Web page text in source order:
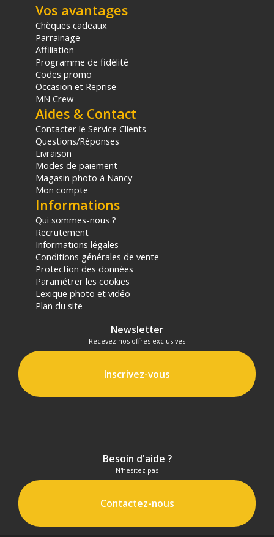
CONTENU DU CARTON
1 x RODE Wireless Pro RX
2 x RODE Wireless Pro TX
1 x RODE SC2
1 x RODE SC21
1 x RODE SC22
1 x RODE SC34
1 x RODE Charge Case PRO
1 x RODE Accessory Case
2 x RODE Lavalier II + accessoires
2 x RODE MagClip GO
3 x RODE Furry Windshield
Offre valable jusqu'au 08-08-2026 inclus.
Code EAN Rode Wireless Pro Kit HF Double - Achat et Prix :
698813010943
Garantie 5 ans
(1) Offre valable jusqu'au 31 Décembre 2030 à partir de 49 euros
d'achat, sur la base d'une expédition Chronopost 24H vers un point
relais situé en France continentale uniquement, valable uniquement
sur les produits de moins de 1m et moins de 20Kg.
(2) Sous réserve d'éligibilité.
sur le prix TTC en €, les points seront effectivement calculés dans le
Vos avantages
Chèques cadeaux
Parrainage
Affiliation
Programme de fidélité
Codes promo
Occasion et Reprise
MN Crew
Aides & Contact
Contacter le Service Clients
Questions/Réponses
Livraison
Modes de paiement
Magasin photo à Nancy
Mon compte
Informations
Qui sommes-nous ?
Recrutement
Informations légales
Conditions générales de vente
Protection des données
Paramétrer les cookies
Lexique photo et vidéo
Plan du site
Newsletter
Recevez nos offres exclusives
Inscrivez-vous
Besoin d'aide ?
N'hésitez pas
Contactez-nous